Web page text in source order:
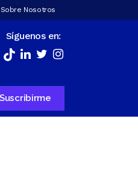
Sobre Nosotros
Síguenos en: